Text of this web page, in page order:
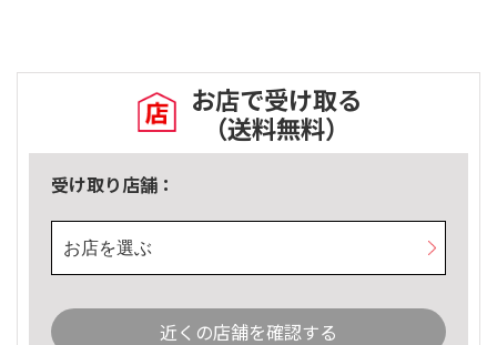
お店で受け取る
（送料無料）
受け取り店舗：
お店を選ぶ
近くの店舗を確認する